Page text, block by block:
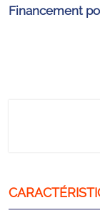
Financement